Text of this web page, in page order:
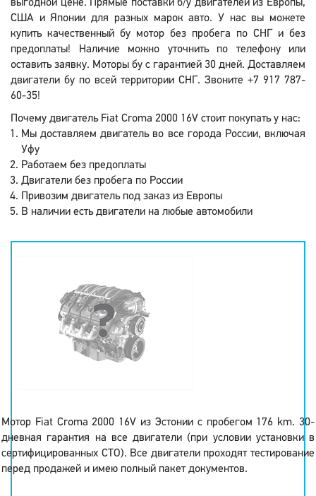
выгодной цене. Прямые поставки б/у двигателей из Европы,
США и Японии для разных марок авто. У нас вы можете
купить качественный бу мотор без пробега по СНГ и без
предоплаты! Наличие можно уточнить по телефону или
оставить заявку. Моторы бу с гарантией 30 дней. Доставляем
двигатели бу по всей территории СНГ. Звоните +7 917 787-
60-35!
Почему двигатель Fiat Croma 2000 16V стоит покупать у нас:
Мы доставляем двигатель во все города России, включая
Уфу
Работаем без предоплаты
Двигатели без пробега по России
Привозим двигатель под заказ из Европы
В наличии есть двигатели на любые автомобили
Мотор Fiat Croma 2000 16V из Эстонии с пробегом 176 km. 30-
дневная гарантия на все двигатели (при условии установки в
сертифицированных СТО). Все двигатели проходят тестирование
перед продажей и имею полный пакет документов.